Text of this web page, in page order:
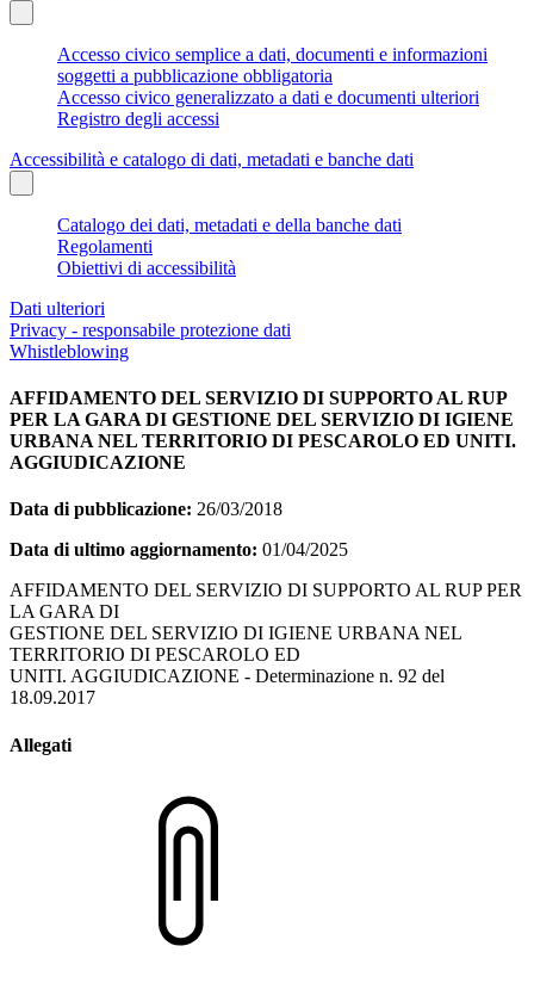
Accesso civico semplice a dati, documenti e informazioni
soggetti a pubblicazione obbligatoria
Accesso civico generalizzato a dati e documenti ulteriori
Registro degli accessi
Accessibilità e catalogo di dati, metadati e banche dati
Catalogo dei dati, metadati e della banche dati
Regolamenti
Obiettivi di accessibilità
Dati ulteriori
Privacy - responsabile protezione dati
Whistleblowing
AFFIDAMENTO DEL SERVIZIO DI SUPPORTO AL RUP
PER LA GARA DI GESTIONE DEL SERVIZIO DI IGIENE
URBANA NEL TERRITORIO DI PESCAROLO ED UNITI.
AGGIUDICAZIONE
Data di pubblicazione: 26/03/2018
Data di ultimo aggiornamento: 01/04/2025
AFFIDAMENTO DEL SERVIZIO DI SUPPORTO AL RUP PER
LA GARA DI
GESTIONE DEL SERVIZIO DI IGIENE URBANA NEL
TERRITORIO DI PESCAROLO ED
UNITI. AGGIUDICAZIONE - Determinazione n. 92 del
18.09.2017
Allegati